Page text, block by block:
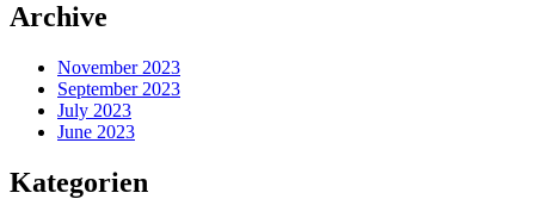
Archive
November 2023
September 2023
July 2023
June 2023
Kategorien